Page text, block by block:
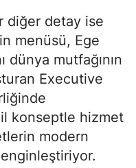
diğer detay ise
menüsü, Ege
dünya mutfağının
Executive
konseptle hizmet
modern